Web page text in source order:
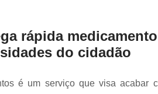
rápida
do cidadão
é um serviço que visa acabar